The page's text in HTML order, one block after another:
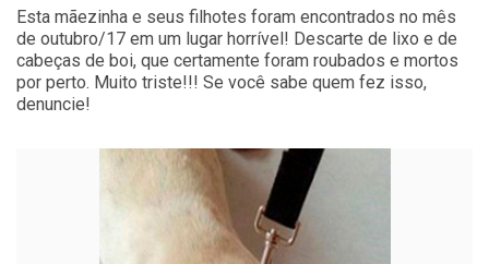
Esta mãezinha e seus filhotes foram encontrados no mês
de outubro/17 em um lugar horrível! Descarte de lixo e de
cabeças de boi, que certamente foram roubados e mortos
por perto. Muito triste!!! Se você sabe quem fez isso,
denuncie!